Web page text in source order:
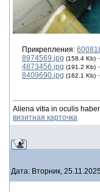
Прикрепления:
8974569.jpg (158.4 Kb) ·
4873456.jpg (191.2 Kb) ·
8409690.jpg (162.1 Kb) ·
Aliena vitia in oculis
визитная карточка
Дата: Вторник,